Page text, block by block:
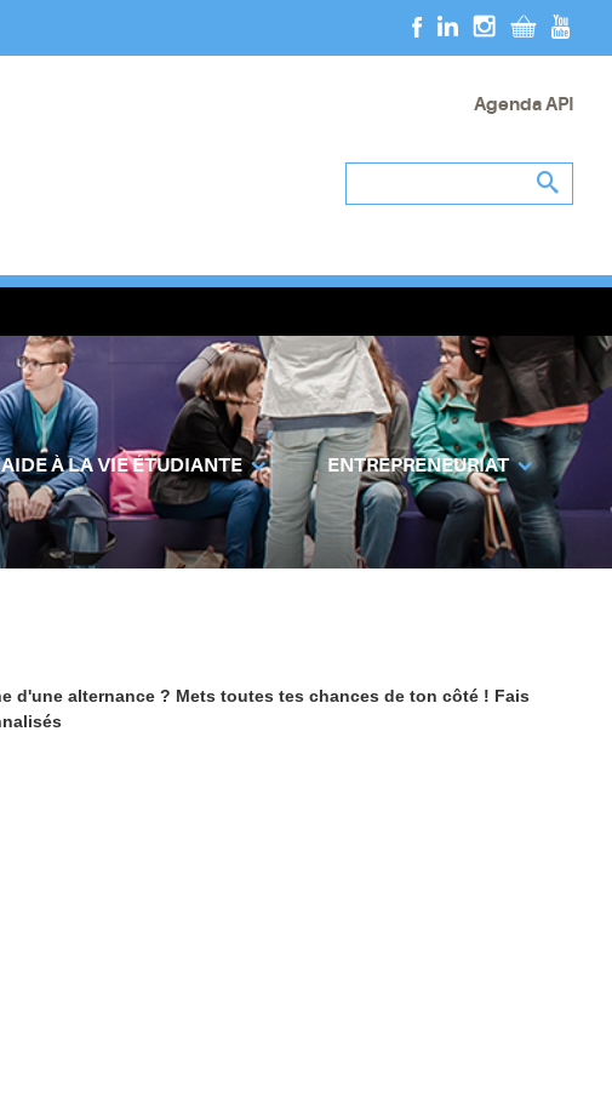
Agenda API
AIDE À LA VIE ÉTUDIANTE ENTREPRENEURIAT
d'une alternance ? Mets toutes tes chances de ton côté ! Fais